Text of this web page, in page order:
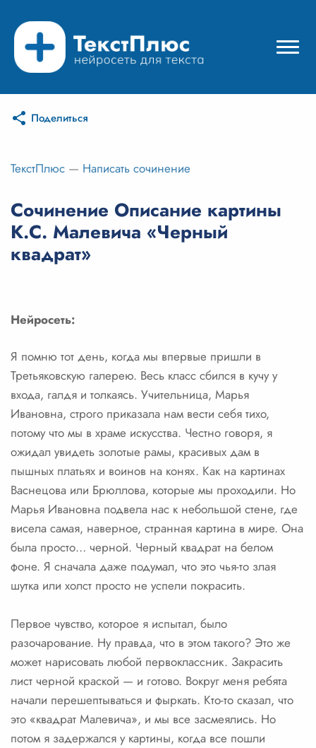
Режимы нейросети
Цены
Вход
Вход с Telegram
Поделиться
ТекстПлюс — Написать сочинение
Сочинение Описание картины
К.С. Малевича «Черный
квадрат»
Нейросеть:
Я помню тот день, когда мы впервые пришли в
Третьяковскую галерею. Весь класс сбился в кучу у
входа, галдя и толкаясь. Учительница, Марья
Ивановна, строго приказала нам вести себя тихо,
потому что мы в храме искусства. Честно говоря, я
ожидал увидеть золотые рамы, красивых дам в
пышных платьях и воинов на конях. Как на картинах
Васнецова или Брюллова, которые мы проходили. Но
Марья Ивановна подвела нас к небольшой стене, где
висела самая, наверное, странная картина в мире. Она
была просто… черной. Черный квадрат на белом
фоне. Я сначала даже подумал, что это чья-то злая
шутка или холст просто не успели покрасить.
Первое чувство, которое я испытал, было
разочарование. Ну правда, что в этом такого? Это же
может нарисовать любой первоклассник. Закрасить
лист черной краской — и готово. Вокруг меня ребята
начали перешептываться и фыркать. Кто-то сказал, что
это «квадрат Малевича», и мы все засмеялись. Но
потом я задержался у картины, когда все пошли